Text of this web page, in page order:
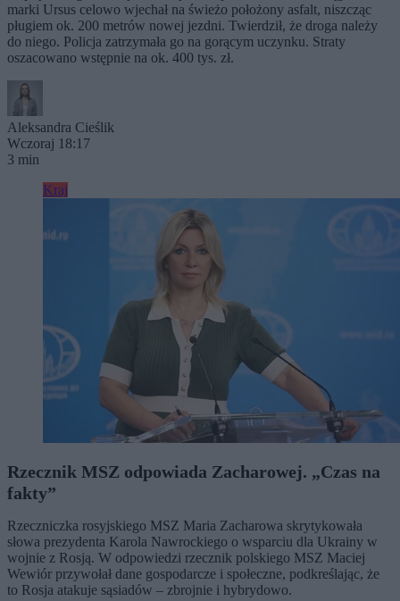
marki Ursus celowo wjechał na świeżo położony asfalt, niszcząc
pługiem ok. 200 metrów nowej jezdni. Twierdził, że droga należy
do niego. Policja zatrzymała go na gorącym uczynku. Straty
oszacowano wstępnie na ok. 400 tys. zł.
Aleksandra Cieślik
Wczoraj 18:17
3 min
Kraj
Rzecznik MSZ odpowiada Zacharowej. „Czas na
fakty”
Rzeczniczka rosyjskiego MSZ Maria Zacharowa skrytykowała
słowa prezydenta Karola Nawrockiego o wsparciu dla Ukrainy w
wojnie z Rosją. W odpowiedzi rzecznik polskiego MSZ Maciej
Wewiór przywołał dane gospodarcze i społeczne, podkreślając, że
to Rosja atakuje sąsiadów – zbrojnie i hybrydowo.